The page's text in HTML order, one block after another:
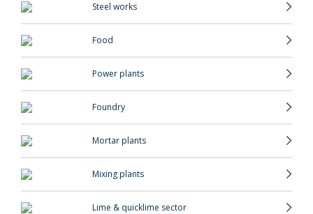
Steel works
Food
Power plants
Foundry
Mortar plants
Mixing plants
Lime & quicklime sector